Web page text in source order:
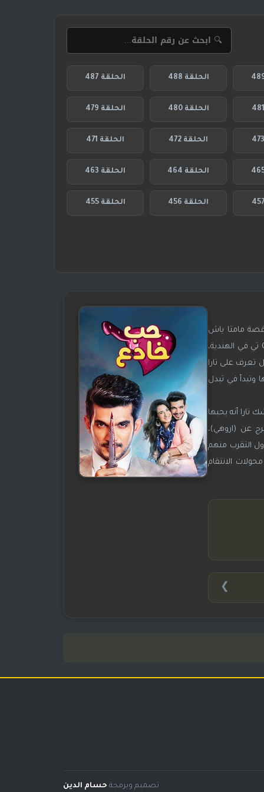
الحلقة 488 الحلقة 487
الحلقة 480 الحلقة 479
الحلقة 472 الحلقة 471
الحلقة 464 الحلقة 463
الحلقة 456 الحلقة 455
مامتا ياش
باتنايك، الأبطال الرئيسين هم أرجون بيجلاني وعائشة بنوار ونيا شارما، عرض العرض لأول مرة في 20 سبتمبر 2017 على قناة Colors تي في الهندية،
تعرف على تارا
وتبدأ في تبدل
تارا أنه يحبها
السجن لمدة 15 سنة، بعد سنتان يفرج عن (اروهي)،
التقرب منهم
الانتقام
❯
تصميم وبرمجة حسام الدين